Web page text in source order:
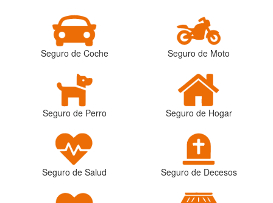
Seguro de Coche Seguro de Moto
Seguro de Perro Seguro de Hogar
Seguro de Salud Seguro de Decesos